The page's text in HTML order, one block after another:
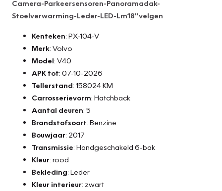
Camera-Parkeersensoren-Panoramadak-
Stoelverwarming-Leder-LED-Lm18''velgen
Kenteken: PX-104-V
Merk: Volvo
Model: V40
APK tot: 07-10-2026
Tellerstand: 158024 KM
Carrosserievorm: Hatchback
Aantal deuren: 5
Brandstofsoort: Benzine
Bouwjaar: 2017
Transmissie: Handgeschakeld 6-bak
Kleur: rood
Bekleding: Leder
Kleur interieur: zwart